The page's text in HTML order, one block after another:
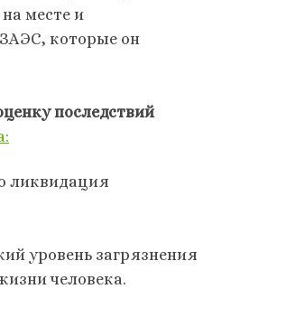
месте и
которые он
последствий
ликвидация
уровень загрязнения
человека.